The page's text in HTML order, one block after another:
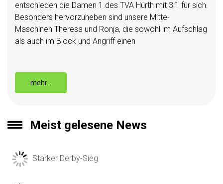
entschieden die Damen 1 des TVA Hürth mit 3:1 für sich.
Besonders hervorzuheben sind unsere Mitte-
Maschinen Theresa und Ronja, die sowohl im Aufschlag
als auch im Block und Angriff einen
mehr…
Meist gelesene News
Starker Derby-Sieg